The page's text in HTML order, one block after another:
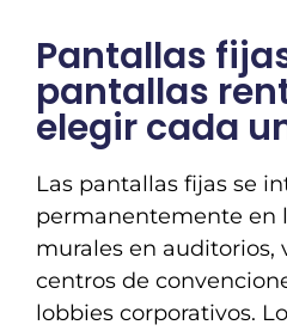
Pantallas
pantallas
elegir cada
Las pantallas fijas se
permanentemente en
murales en auditorios,
centros de
lobbies corporativos.